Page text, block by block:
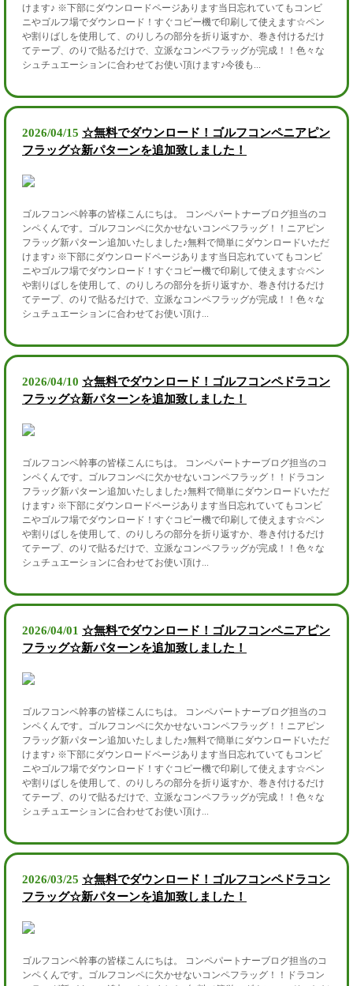
けます♪ ※下部にダウンロードページあります当日忘れていてもコンビ
ニやゴルフ場でダウンロード！すぐコピー機で印刷して使えます☆ペン
や割りばしを使用して、のりしろの部分を折り返すか、巻き付けるだけ
てテープ、のりで貼るだけで、立派なコンペフラッグが完成！！色々な
シュチュエーションに合わせてお使い頂けます♪今後も...
2026/04/15 ☆無料でダウンロード！ゴルフコンペニアピン
フラッグ☆新パターンを追加致しました！
ゴルフコンペ幹事の皆様こんにちは。 コンペパートナーブログ担当のコ
ンペくんです。ゴルフコンペに欠かせないコンペフラッグ！！ニアピン
フラッグ新パターン追加いたしました♪無料で簡単にダウンロードいただ
けます♪ ※下部にダウンロードページあります当日忘れていてもコンビ
ニやゴルフ場でダウンロード！すぐコピー機で印刷して使えます☆ペン
や割りばしを使用して、のりしろの部分を折り返すか、巻き付けるだけ
てテープ、のりで貼るだけで、立派なコンペフラッグが完成！！色々な
シュチュエーションに合わせてお使い頂け...
2026/04/10 ☆無料でダウンロード！ゴルフコンペドラコン
フラッグ☆新パターンを追加致しました！
ゴルフコンペ幹事の皆様こんにちは。 コンペパートナーブログ担当のコ
ンペくんです。ゴルフコンペに欠かせないコンペフラッグ！！ドラコン
フラッグ新パターン追加いたしました♪無料で簡単にダウンロードいただ
けます♪ ※下部にダウンロードページあります当日忘れていてもコンビ
ニやゴルフ場でダウンロード！すぐコピー機で印刷して使えます☆ペン
や割りばしを使用して、のりしろの部分を折り返すか、巻き付けるだけ
てテープ、のりで貼るだけで、立派なコンペフラッグが完成！！色々な
シュチュエーションに合わせてお使い頂け...
2026/04/01 ☆無料でダウンロード！ゴルフコンペニアピン
フラッグ☆新パターンを追加致しました！
ゴルフコンペ幹事の皆様こんにちは。 コンペパートナーブログ担当のコ
ンペくんです。ゴルフコンペに欠かせないコンペフラッグ！！ニアピン
フラッグ新パターン追加いたしました♪無料で簡単にダウンロードいただ
けます♪ ※下部にダウンロードページあります当日忘れていてもコンビ
ニやゴルフ場でダウンロード！すぐコピー機で印刷して使えます☆ペン
や割りばしを使用して、のりしろの部分を折り返すか、巻き付けるだけ
てテープ、のりで貼るだけで、立派なコンペフラッグが完成！！色々な
シュチュエーションに合わせてお使い頂け...
2026/03/25 ☆無料でダウンロード！ゴルフコンペドラコン
フラッグ☆新パターンを追加致しました！
ゴルフコンペ幹事の皆様こんにちは。 コンペパートナーブログ担当のコ
ンペくんです。ゴルフコンペに欠かせないコンペフラッグ！！ドラコン